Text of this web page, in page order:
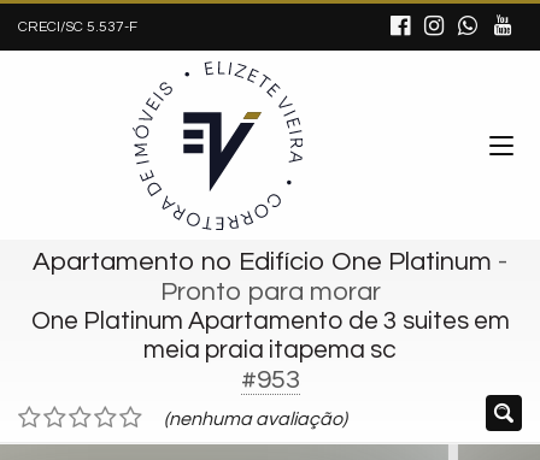
CRECI/SC 5.537-F
Apartamento no Edifício One Platinum -
Pronto para morar
One Platinum Apartamento de 3 suites em
meia praia itapema sc
#953
(nenhuma avaliação)